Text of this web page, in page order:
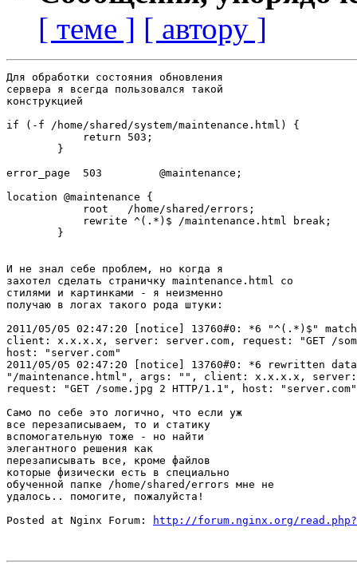
[ теме ] [ автору ]
Для обработки состояния обновления
сервера я всегда пользовался такой
конструкцией
if (-f /home/shared/system/maintenance.html) {
            return 503;
        }
error_page  503         @maintenance;
location @maintenance {
            root   /home/shared/errors;
            rewrite ^(.*)$ /maintenance.html break;
        }
И не знал себе проблем, но когда я
захотел сделать страничку maintenance.html со
стилями и картинками - я неизменно
получаю в логах такого рода штуки:
2011/05/05 02:47:20 [notice] 13760#0: *6 "^(.*)$"
client: x.x.x.x, server: server.com, request: "GET /
host: "server.com"
2011/05/05 02:47:20 [notice] 13760#0: *6 rewritten
"/maintenance.html", args: "", client: x.x.x.x, server:
request: "GET /some.jpg 2 HTTP/1.1", host: "server.com"
Само по себе это логично, что если уж
все перезаписываем, то и статику
вспомогательную тоже - но найти
элегантного решения как
перезаписывать все, кроме файлов
которые физически есть в специально
обученной папке /home/shared/errors мне не
удалось.. помогите, пожалуйста!
Posted at Nginx Forum:
http://forum.nginx.org/